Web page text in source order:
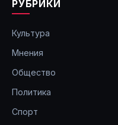
РУБРИКИ
Культура
Мнения
Общество
Политика
Спорт